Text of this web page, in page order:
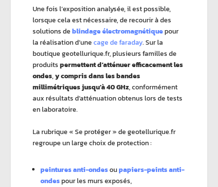
Une fois l’exposition analysée, il est possible,
lorsque cela est nécessaire, de recourir à des
solutions deblindageélectromagnétiquepour
la réalisation d’unecage de faraday. Sur la
boutique geotellurique.fr, plusieurs familles de
produitspermettent d’atténuer efficacement les
ondes,y compris dans les bandes
millimétriques jusqu’à 40 GHz, conformément
aux résultats d’atténuation obtenus lors de tests
en laboratoire.
La rubrique « Se protéger » de geotellurique.fr
regroupe un large choix de protection :
peintures anti-ondesoupapiers-peints anti-
ondespour les murs exposés,